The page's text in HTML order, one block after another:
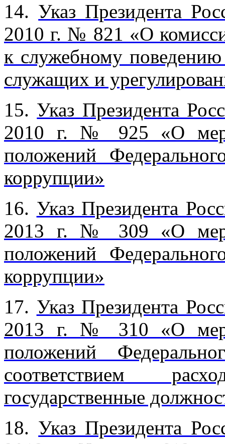
14. Указ Президента
2010 г. № 821 «О
к служебному поведению
служащих и
15. Указ Президента
2010 г. № 925 «О
положений
коррупции»
16. Указ Президента
2013 г. № 309 «О
положений
коррупции»
17. Указ Президента
2013 г. № 310 «О
положений
соответствием
государственные
18. Указ Президента